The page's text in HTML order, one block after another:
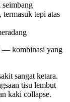
seimbang
termasuk tepi atas
— kombinasi yang
sangat ketara.
tisu lembut
kaki collapse.